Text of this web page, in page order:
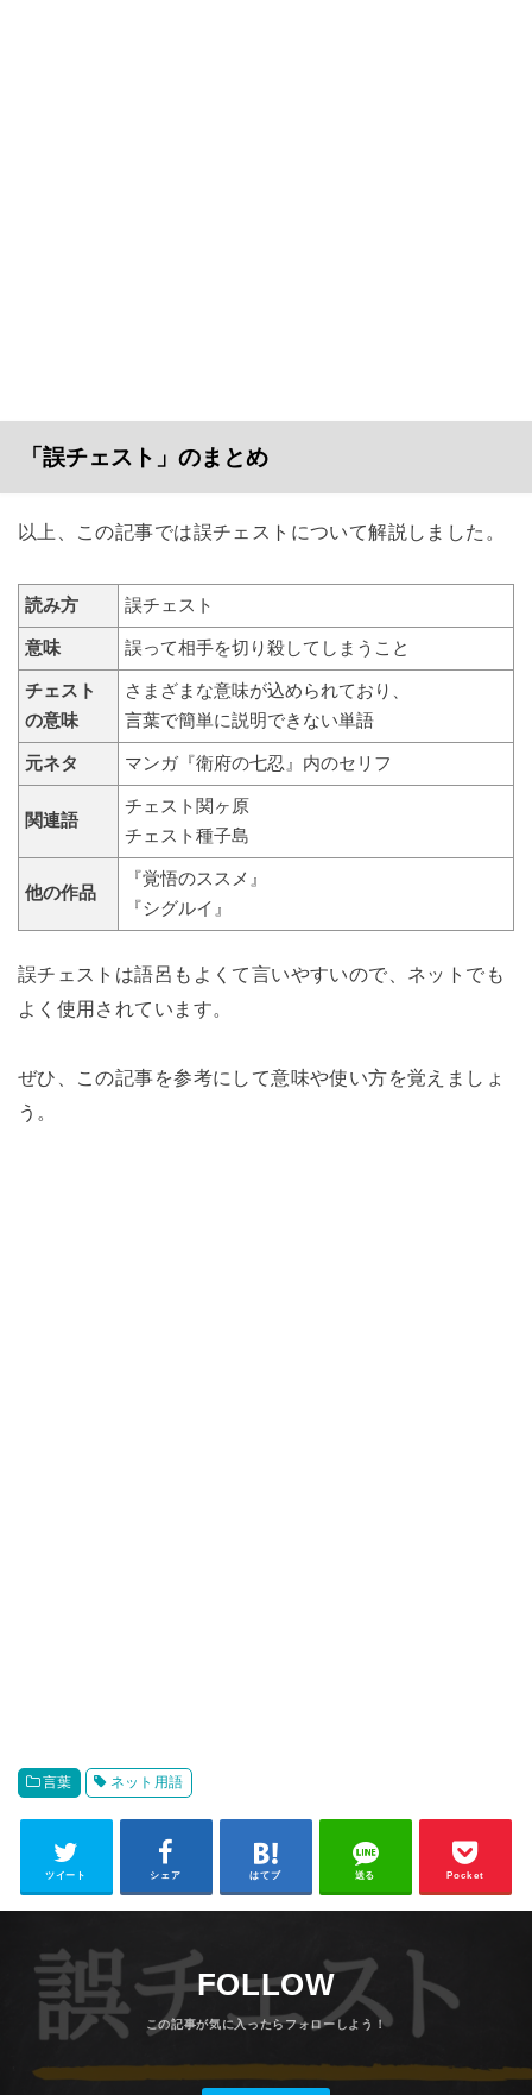
「誤チェスト」のまとめ
以上、この記事では誤チェストについて解説しました。
読み方 誤チェスト
意味 誤って相手を切り殺してしまうこと
チェスト
の意味
さまざまな意味が込められており、
言葉で簡単に説明できない単語
元ネタ マンガ『衛府の七忍』内のセリフ
関連語
チェスト関ヶ原
チェスト種子島
他の作品
『覚悟のススメ』
『シグルイ』
誤チェストは語呂もよくて言いやすいので、ネットでも
よく使用されています。
ぜひ、この記事を参考にして意味や使い方を覚えましょ
う。
言葉 ネット用語
ツイート シェア はてブ 送る Pocket
FOLLOW